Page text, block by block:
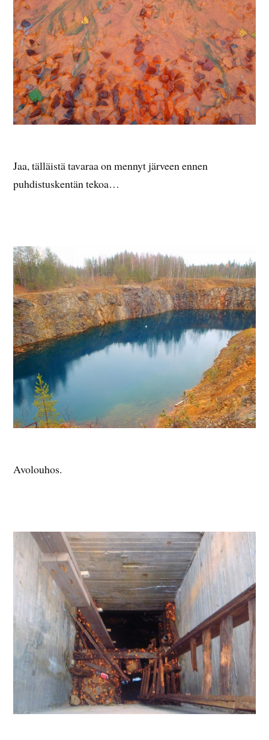
Jaa, tälläistä tavaraa on mennyt järveen ennen
puhdistuskentän tekoa…
Avolouhos.